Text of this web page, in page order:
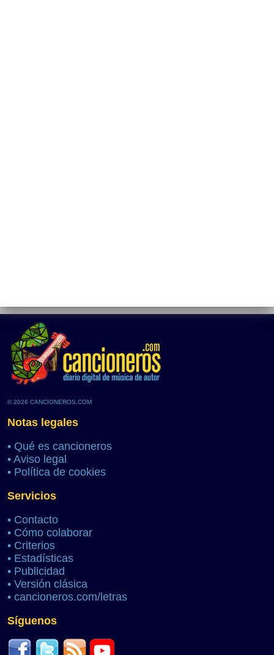
© 2026 CANCIONEROS.COM
Notas legales
• Qué es cancioneros
• Aviso legal
• Política de cookies
Servicios
• Contacto
• Cómo colaborar
• Criterios
• Estadísticas
• Publicidad
• Versión clásica
• cancioneros.com/letras
Síguenos